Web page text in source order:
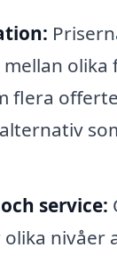
olika
flera
service:
nivåer